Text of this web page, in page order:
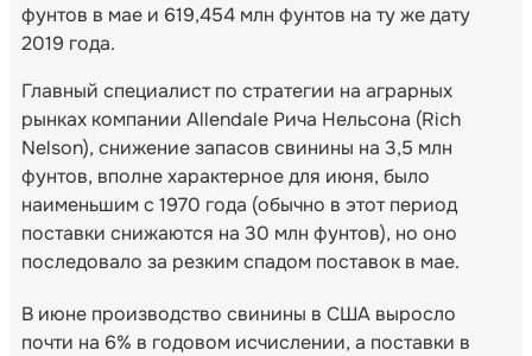
фунтов в мае и 619,454 млн фунтов на ту же дату
2019 года.
Главный специалист по стратегии на аграрных
рынках компании Allendale Рича Нельсона (Rich
Nelson), снижение запасов свинины на 3,5 млн
фунтов, вполне характерное для июня, было
наименьшим с 1970 года (обычно в этот период
поставки снижаются на 30 млн фунтов), но оно
последовало за резким спадом поставок в мае.
В июне производство свинины в США выросло
почти на 6% в годовом исчислении, а поставки в